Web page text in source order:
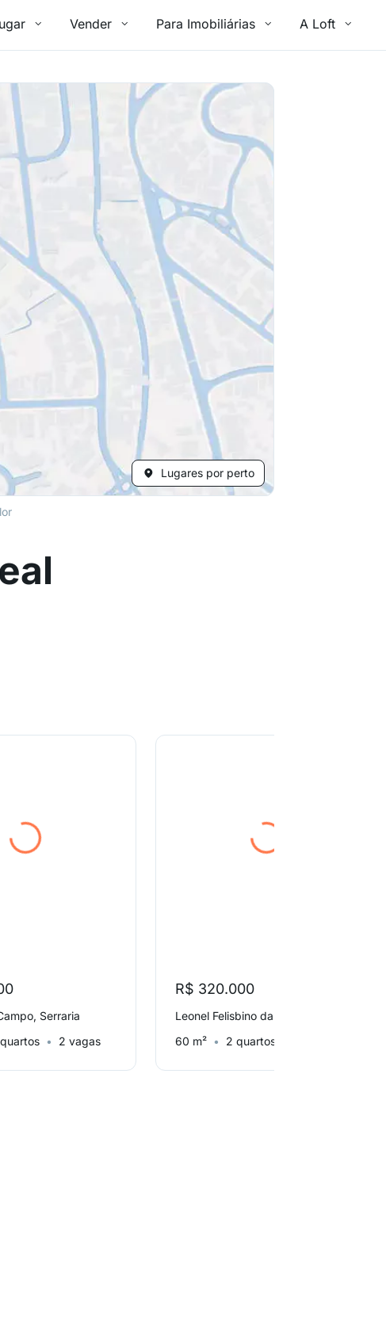
Vender Para Imobiliárias A Loft
Lugares por perto
Serraria
2 vagas
R$ 320.000
Leonel Felisbino da Silva, Areias
60 m²
2 quartos